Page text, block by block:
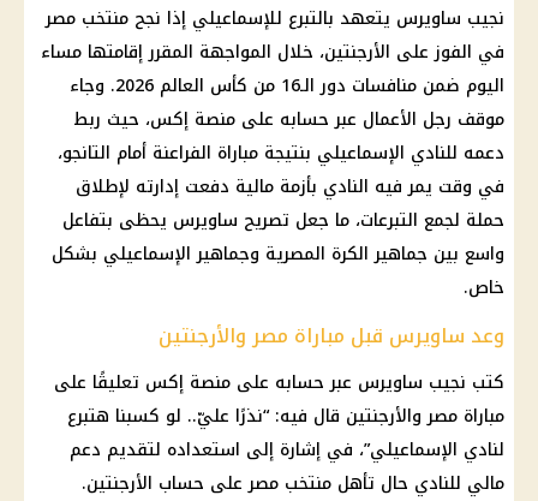
نجيب ساويرس يتعهد بالتبرع للإسماعيلي إذا نجح منتخب مصر
في الفوز على الأرجنتين، خلال المواجهة المقرر إقامتها مساء
اليوم ضمن منافسات دور الـ16 من كأس العالم 2026. وجاء
موقف رجل الأعمال عبر حسابه على منصة إكس، حيث ربط
دعمه للنادي الإسماعيلي بنتيجة مباراة الفراعنة أمام التانجو،
في وقت يمر فيه النادي بأزمة مالية دفعت إدارته لإطلاق
حملة لجمع التبرعات، ما جعل تصريح ساويرس يحظى بتفاعل
واسع بين جماهير الكرة المصرية وجماهير الإسماعيلي بشكل
خاص.
وعد ساويرس قبل مباراة مصر والأرجنتين
كتب نجيب ساويرس عبر حسابه على منصة إكس تعليقًا على
مباراة مصر والأرجنتين قال فيه: “نذرًا عليّ.. لو كسبنا هتبرع
لنادي الإسماعيلي”، في إشارة إلى استعداده لتقديم دعم
مالي للنادي حال تأهل منتخب مصرعلى حساب الأرجنتين.